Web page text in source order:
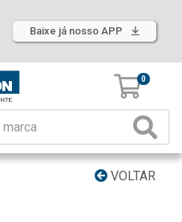
Baixe já nosso APP
0
VOLTAR